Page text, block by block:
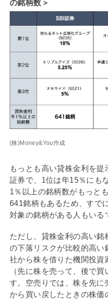
の銘柄数＞
(株)Money&You作成
もっとも高い貸株金利を提
証券で、1位は年15％にも
1％以上の銘柄数がもっと
641銘柄もあるため、すで
対象の銘柄がある人もいる
ただし、貸株金利の高い銘
の下落リスクが比較的高い
社から株を借りた機関投資
（先に株を売って、後で
す。空売りでは、株を先に
から買い戻したときの株価